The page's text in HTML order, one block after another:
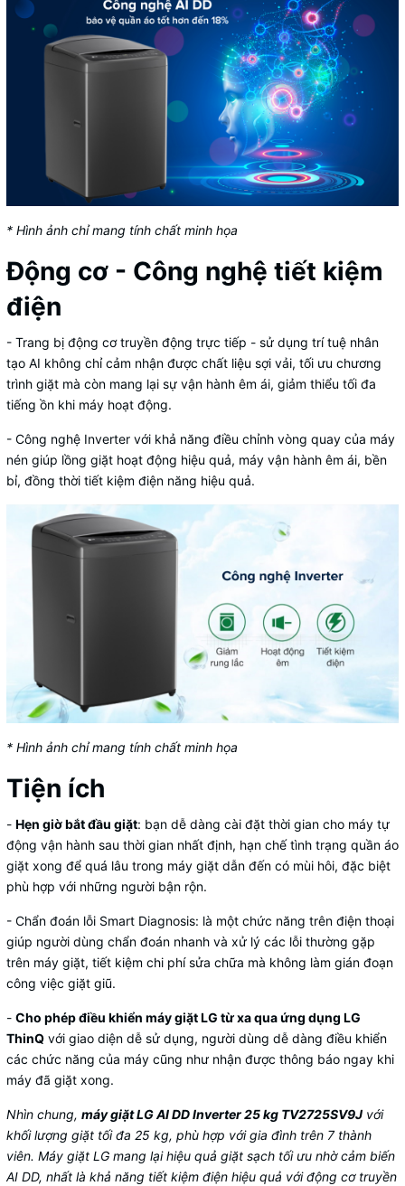
* Hình ảnh chỉ mang tính chất minh họa
Động cơ - Công nghệ tiết kiệm
điện
- Trang bị động cơ truyền động trực tiếp - sử dụng trí tuệ nhân
tạo AI không chỉ cảm nhận được chất liệu sợi vải, tối ưu chương
trình giặt mà còn mang lại sự vận hành êm ái, giảm thiểu tối đa
tiếng ồn khi máy hoạt động.
- Công nghệ Inverter với khả năng điều chỉnh vòng quay của máy
nén giúp lồng giặt hoạt động hiệu quả, máy vận hành êm ái, bền
bỉ, đồng thời tiết kiệm điện năng hiệu quả.
* Hình ảnh chỉ mang tính chất minh họa
Tiện ích
- Hẹn giờ bắt đầu giặt: bạn dễ dàng cài đặt thời gian cho máy tự
động vận hành sau thời gian nhất định, hạn chế tình trạng quần áo
giặt xong để quá lâu trong máy giặt dẫn đến có mùi hôi, đặc biệt
phù hợp với những người bận rộn.
- Chẩn đoán lỗi Smart Diagnosis: là một chức năng trên điện thoại
giúp người dùng chẩn đoán nhanh và xử lý các lỗi thường gặp
trên máy giặt, tiết kiệm chi phí sửa chữa mà không làm gián đoạn
công việc giặt giũ.
- Cho phép điều khiển máy giặt LG từ xa qua ứng dụng LG
ThinQ với giao diện dễ sử dụng, người dùng dễ dàng điều khiển
các chức năng của máy cũng như nhận được thông báo ngay khi
máy đã giặt xong.
Nhìn chung, máy giặt LG AI DD Inverter 25 kg TV2725SV9J ​ với
khối lượng giặt tối đa 25 kg, phù hợp với gia đình trên 7 thành
viên. Máy giặt LG mang lại hiệu quả giặt sạch tối ưu nhờ cảm biến
AI DD, nhất là khả năng tiết kiệm điện hiệu quả với động cơ truyền